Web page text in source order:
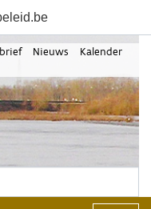
Nieuws
Kalender